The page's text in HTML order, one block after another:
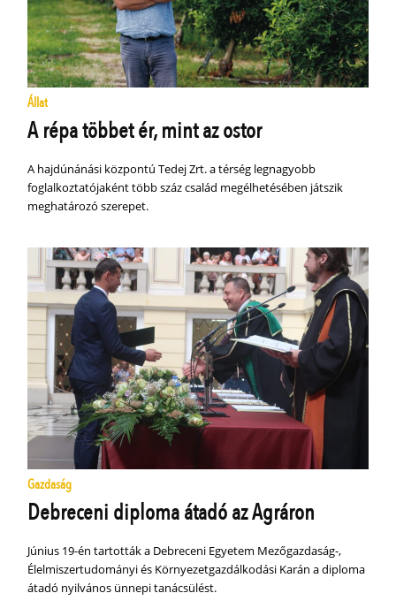
Állat
A répa többet ér, mint az ostor
A hajdúnánási központú Tedej Zrt. a térség legnagyobb
foglalkoztatójaként több száz család megélhetésében játszik
meghatározó szerepet.
Gazdaság
Debreceni diploma átadó az Agráron
Június 19-én tartották a Debreceni Egyetem Mezőgazdaság-,
Élelmiszertudományi és Környezetgazdálkodási Karán a diploma
átadó nyilvános ünnepi tanácsülést.